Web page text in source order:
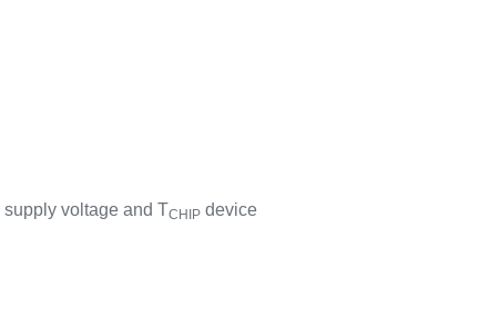
supply voltage and TCHIP device